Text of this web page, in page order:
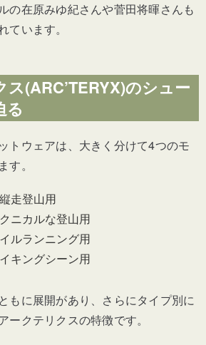
の在原みゆ紀さんや菅田将暉さんも
ています。
ス(ARC’TERYX)のシュー
る
トウェアは、大きく分けて4つのモ
す。
走登山用
ニカルな登山用
ルランニング用
キングシーン用
もに展開があり、さらにタイプ別に
ークテリクスの特徴です。